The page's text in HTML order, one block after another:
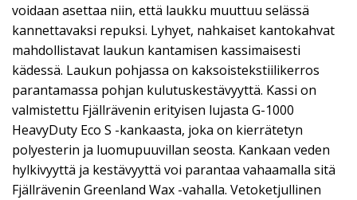
voidaan asettaa niin, että laukku muuttuu selässä
kannettavaksi repuksi. Lyhyet, nahkaiset kantokahvat
mahdollistavat laukun kantamisen kassimaisesti
kädessä. Laukun pohjassa on kaksoistekstiilikerros
parantamassa pohjan kulutuskestävyyttä. Kassi on
valmistettu Fjällrävenin erityisen lujasta G-1000
HeavyDuty Eco S -kankaasta, joka on kierrätetyn
polyesterin ja luomupuuvillan seosta. Kankaan veden
hylkivyyttä ja kestävyyttä voi parantaa vahaamalla sitä
Fjällrävenin Greenland Wax -vahalla. Vetoketjullinen